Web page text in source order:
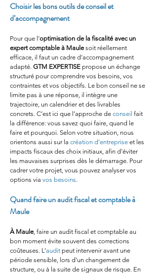
Choisir les bons outils de conseil et
d’accompagnement
Pour que l’optimisation de la fiscalité avec un
expert comptable à Maule soit réellement
efficace, il faut un cadre d’accompagnement
adapté. GTM EXPERTISE propose un échange
structuré pour comprendre vos besoins, vos
contraintes et vos objectifs. Le bon conseil ne se
limite pas à une réponse, il intègre une
trajectoire, un calendrier et des livrables
concrets. C’est ici que l’approche de conseil fait
la différence: vous savez quoi faire, quand le
faire et pourquoi. Selon votre situation, nous
orientons aussi sur la création d'entreprise et les
impacts fiscaux des choix initiaux, afin d’éviter
les mauvaises surprises dès le démarrage. Pour
cadrer votre projet, vous pouvez analyser vos
options via vos besoins.
Quand faire un audit fiscal et comptable à
Maule
À Maule, faire un audit fiscal et comptable au
bon moment évite souvent des corrections
coûteuses. L’audit peut intervenir avant une
période sensible, lors d’un changement de
structure, ou à la suite de signaux de risque. En